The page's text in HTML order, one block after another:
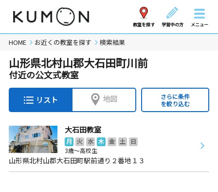
教室を探す 学習中の方 メニュー
HOME お近くの教室を探す 検索結果
山形県北村山郡大石田町川前
付近の公文式教室
リスト 地図
さらに条件
を絞り込む
大石田教室
月 火 水 木 金 土
日
3歳～高校生
山形県北村山郡大石田町駅前通り２番地１３